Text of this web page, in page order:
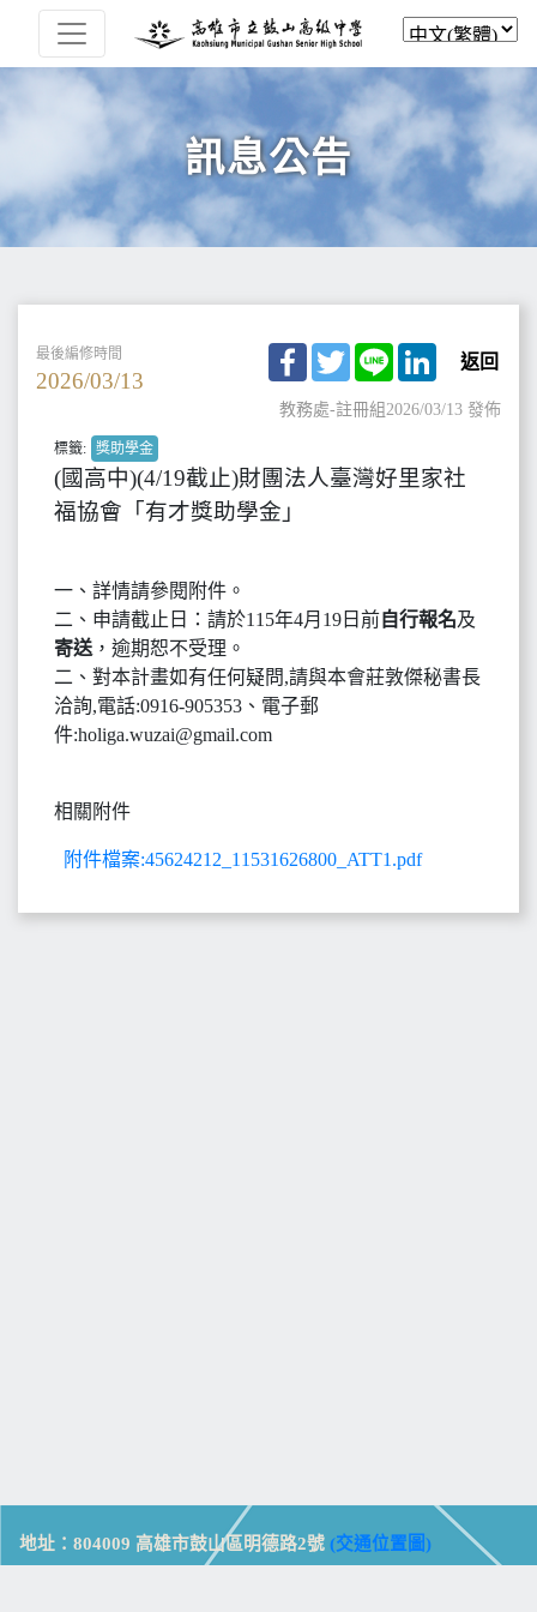
訊息公告
最後編修時間
2026/03/13
Facebook
TwitterLine LinkedIn
返回
教務處-註冊組2026/03/13 發佈
標籤: 獎助學金
(國高中)(4/19截止)財團法人臺灣好里家社
福協會「有才獎助學金」
一、詳情請參閱附件。
二、申請截止日：請於115年4月19日前自行報名及
寄送 ，逾期恕不受理。
二、對本計畫如有任何疑問,請與本會莊敦傑秘書長
洽詢,電話:0916-905353、電子郵
件:holiga.wuzai@gmail.com
相關附件
附件檔案:45624212_11531626800_ATT1.pdf
地址：804009 高雄市鼓山區明德路2號 (交通位置圖)